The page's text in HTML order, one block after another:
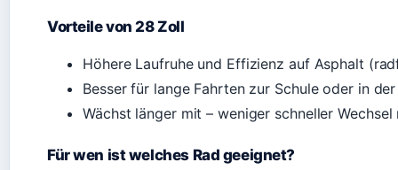
Vorteile von 28 Zoll
Höhere Laufruhe und Effizienz auf Asphalt
Besser für lange Fahrten zur Schule oder in
Wächst länger mit – weniger schneller
Für wen ist welches Rad geeignet?